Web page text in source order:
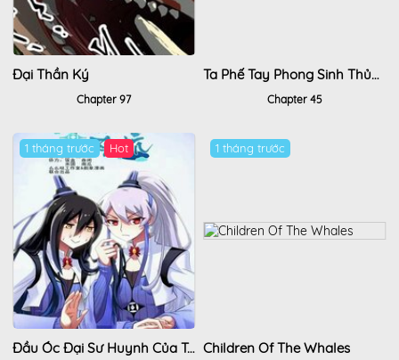
Đại Thần Ký
Chapter 97
Ta Phế Tay Phong Sinh Thủy Khởi Trong Phản Diện
Chapter 45
1 tháng trước Hot
Đầu Óc Đại Sư Huynh Của Ta Rất Đen Tối
1 tháng trước
Children Of The Whales